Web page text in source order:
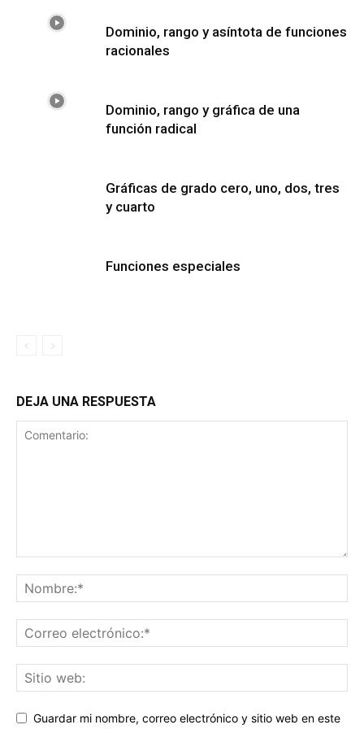
Dominio, rango y asíntota de funciones
racionales
Dominio, rango y gráfica de una
función radical
Gráficas de grado cero, uno, dos, tres
y cuarto
Funciones especiales
DEJA UNA RESPUESTA
Guardar mi nombre, correo electrónico y sitio web en este